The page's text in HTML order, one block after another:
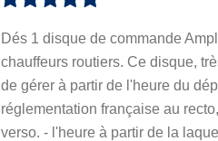
Note 5.00
sur
5
Dés 1 disque de commande
chauffeurs routiers. Ce disque,
de gérer à partir de l'heure du
réglementation française au
verso. - l'heure à partir de la